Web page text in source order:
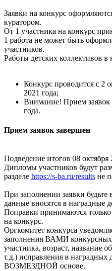
Заявки на конкурс
куратором.
От 1 участника на конкурс
1 работа не может быть
участников.
Работы детских коллективов в
Конкурс проводится с 2
2021 года;
Внимание! Прием заявок
года.
Прием заявок завершен
Подведение итогов 08 октября
Дипломы участников будут
разделе https://s-ba.ru/results не
При заполнении заявки
данные вносятся в наградные
Поправки принимаются
на конкурс.
Оргкомитет конкурса
заполнения ВАМИ
участника, возраст, название
т.д.) исправления в наградных
ВОЗМЕЗДНОЙ основе.